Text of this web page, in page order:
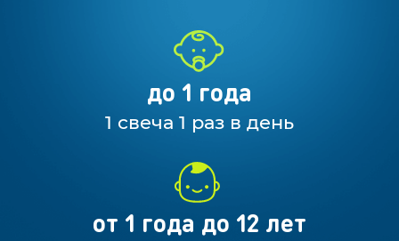
до 1 года
1 свеча 1 раз в день
от 1 года до 12 лет